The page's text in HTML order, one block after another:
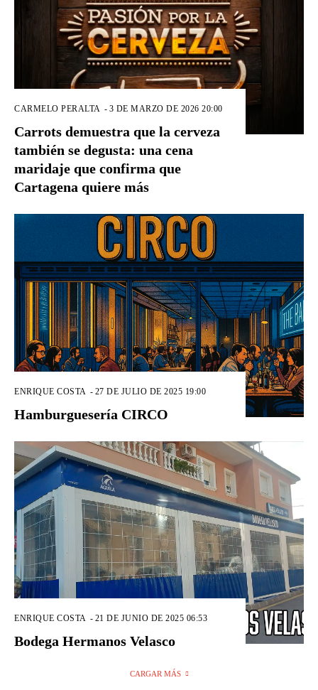
CARMELO PERALTA - 3 DE MARZO DE 2026 20:00
Carrots demuestra que la cerveza
también se degusta: una cena
maridaje que confirma que
Cartagena quiere más
ENRIQUE COSTA - 27 DE JULIO DE 2025 19:00
Hamburguesería CIRCO
ENRIQUE COSTA - 21 DE JUNIO DE 2025 06:53
Bodega Hermanos Velasco
CARGAR MÁS